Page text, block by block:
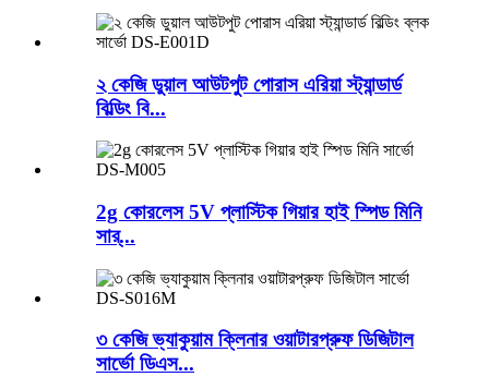
২ কেজি ডুয়াল আউটপুট পোরাস এরিয়া স্ট্যান্ডার্ড
বিল্ডিং বি...
2g কোরলেস 5V প্লাস্টিক গিয়ার হাই স্পিড মিনি
সার্...
৩ কেজি ভ্যাকুয়াম ক্লিনার ওয়াটারপ্রুফ ডিজিটাল
সার্ভো ডিএস...